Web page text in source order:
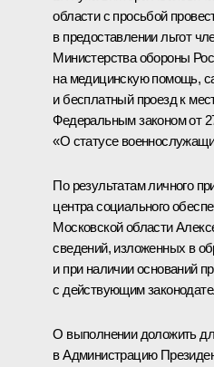
области с просьбой
в предоставлении льгот
Министерства обороны
на медицинскую помощь,
и бесплатный проезд к
Федеральным законом от
«О статусе
По результатам личного
центра социального
Московской области
сведений, изложенных в
и при наличии оснований
с действующим
О выполнении доложить
в Администрацию